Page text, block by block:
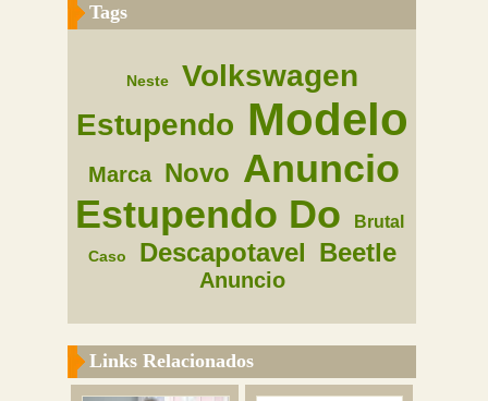
Tags
Neste
Volkswagen
Estupendo Modelo
Marca Novo Anuncio
Estupendo Do
Brutal
Caso Descapotavel Beetle
Anuncio
Links Relacionados